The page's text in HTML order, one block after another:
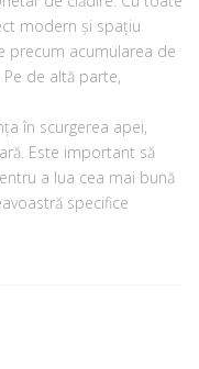
modern și spațiu
precum acumularea de
de altă parte,
în scurgerea apei,
Este important să
a lua cea mai bună
specifice